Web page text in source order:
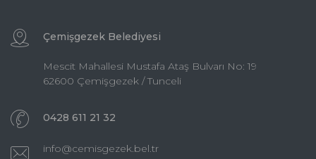
Çemişgezek Belediyesi
Mescit Mahallesi Mustafa Ataş Bulvarı No: 19
62600 Çemişgezek / Tunceli
0428 611 21 32
info@cemisgezek.bel.tr